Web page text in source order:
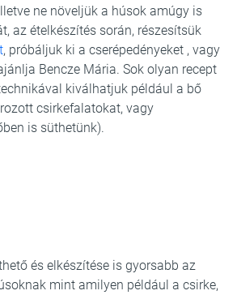
ne növeljük a húsok amúgy is
az ételkészítés során, részesítsük
, próbáljuk ki a cserépedényeket , vagy
Bencze Mária. Sok olyan recept
kiválhatjuk például a bő
csirkefalatokat, vagy
is süthetünk).
és elkészítése is gyorsabb az
mint amilyen például a csirke,